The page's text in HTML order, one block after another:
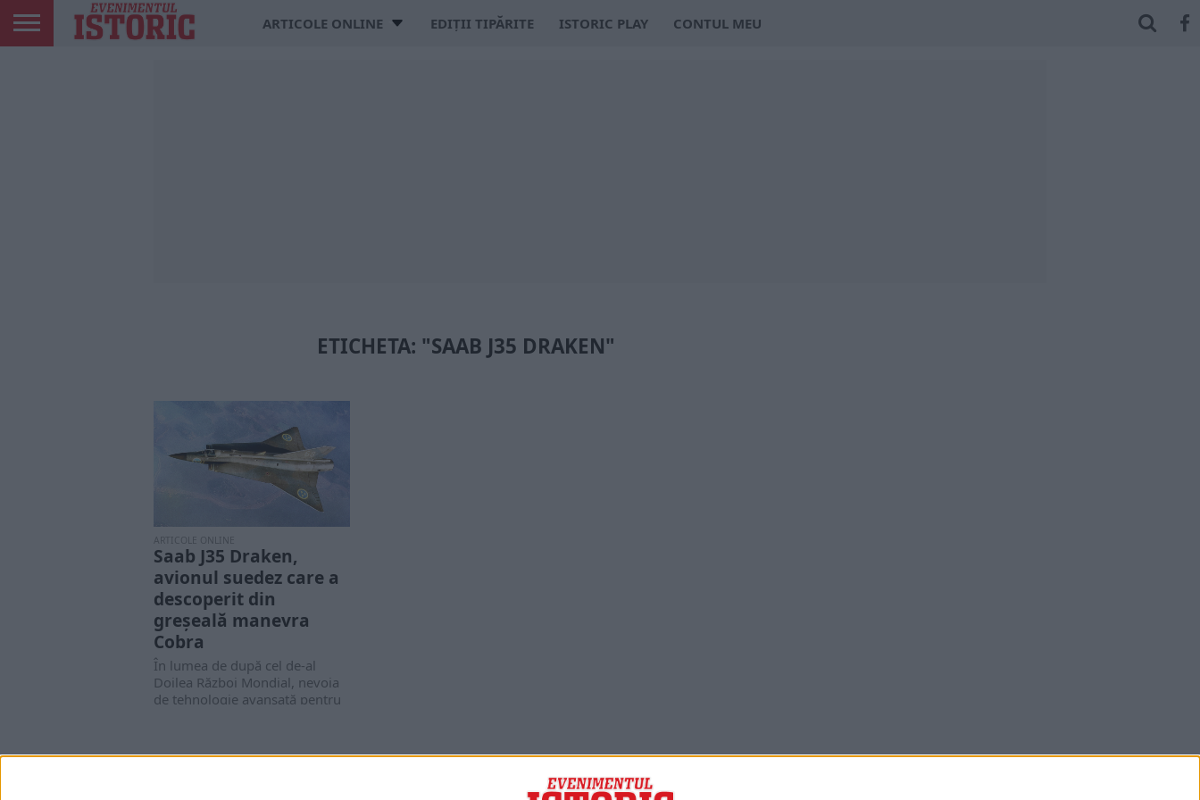
ARTICOLE ONLINE EDIȚII TIPĂRITE ISTORIC PLAY CONTUL MEU
ETICHETA: "SAAB J35 DRAKEN"
ARTICOLE ONLINE
Saab J35 Draken,
avionul suedez care a
descoperit din
greșeală manevra
Cobra
În lumea de după cel de-al
Doilea Război Mondial, nevoia
de tehnologie avansată pentru